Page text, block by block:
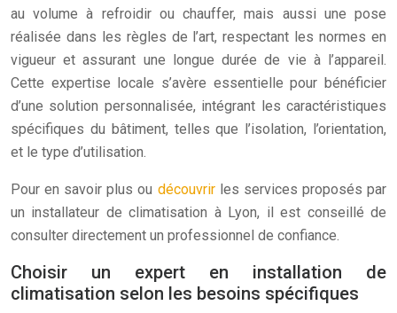
au volume à refroidir ou chauffer, mais aussi une pose
réalisée dans les règles de l’art, respectant les normes en
vigueur et assurant une longue durée de vie à l’appareil.
Cette expertise locale s’avère essentielle pour bénéficier
d’une solution personnalisée, intégrant les caractéristiques
spécifiques du bâtiment, telles que l’isolation, l’orientation,
et le type d’utilisation.
Pour en savoir plus ou découvrirles services proposés par
un installateur de climatisation à Lyon, il est conseillé de
consulter directement un professionnel de confiance.
Choisir un expert en installation de
climatisation selon les besoins spécifiques